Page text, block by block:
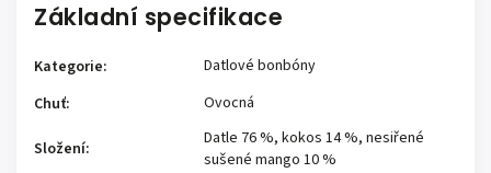
Základní specifikace
Kategorie:
Datlové bonbóny
Chuť: Ovocná
Složení:
Datle 76 %, kokos 14 %, nesiřené
sušené mango 10 %